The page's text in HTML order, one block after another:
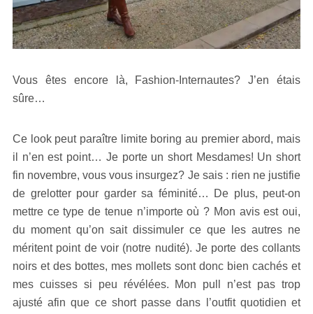
Vous êtes encore là, Fashion-Internautes? J’en étais
sûre…
Ce look peut paraître limite boring au premier abord, mais
il n’en est point… Je porte un short Mesdames! Un short
fin novembre, vous vous insurgez? Je sais : rien ne justifie
de grelotter pour garder sa féminité… De plus, peut-on
mettre ce type de tenue n’importe où ? Mon avis est oui,
du moment qu’on sait dissimuler ce que les autres ne
méritent point de voir (notre nudité). Je porte des collants
noirs et des bottes, mes mollets sont donc bien cachés et
mes cuisses si peu révélées. Mon pull n’est pas trop
ajusté afin que ce short passe dans l’outfit quotidien et